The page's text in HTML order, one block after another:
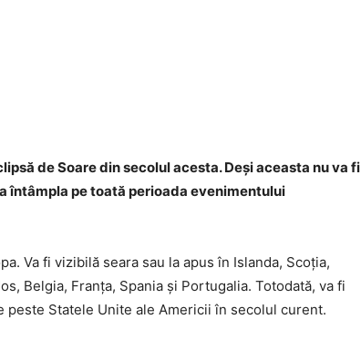
de Soare din secolul acesta. Deşi aceasta nu va fi
întâmpla pe toată perioada evenimentului
Va fi vizibilă seara sau la apus în Islanda, Scoţia,
Belgia, Franţa, Spania şi Portugalia. Totodată, va fi
peste Statele Unite ale Americii în secolul curent.